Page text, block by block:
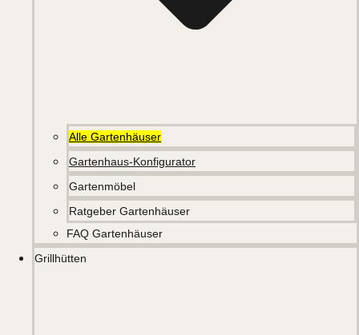
Alle Gartenhäuser
Gartenhaus-Konfigurator
Gartenmöbel
Ratgeber Gartenhäuser
FAQ Gartenhäuser
Grillhütten